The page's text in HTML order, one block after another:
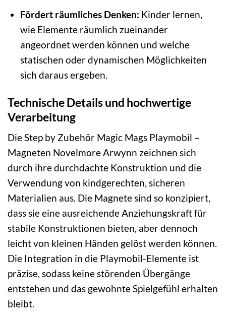
Fördert räumliches Denken: Kinder lernen,
wie Elemente räumlich zueinander
angeordnet werden können und welche
statischen oder dynamischen Möglichkeiten
sich daraus ergeben.
Technische Details und hochwertige
Verarbeitung
Die Step by Zubehör Magic Mags Playmobil –
Magneten Novelmore Arwynn zeichnen sich
durch ihre durchdachte Konstruktion und die
Verwendung von kindgerechten, sicheren
Materialien aus. Die Magnete sind so konzipiert,
dass sie eine ausreichende Anziehungskraft für
stabile Konstruktionen bieten, aber dennoch
leicht von kleinen Händen gelöst werden können.
Die Integration in die Playmobil-Elemente ist
präzise, sodass keine störenden Übergänge
entstehen und das gewohnte Spielgefühl erhalten
bleibt.